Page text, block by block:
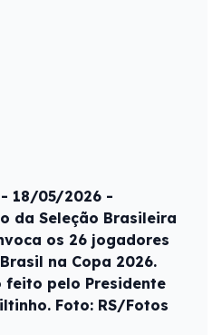
18/05/2026 -
da Seleção Brasileira
os 26 jogadores
na Copa 2026.
feito pelo Presidente
Foto: RS/Fotos